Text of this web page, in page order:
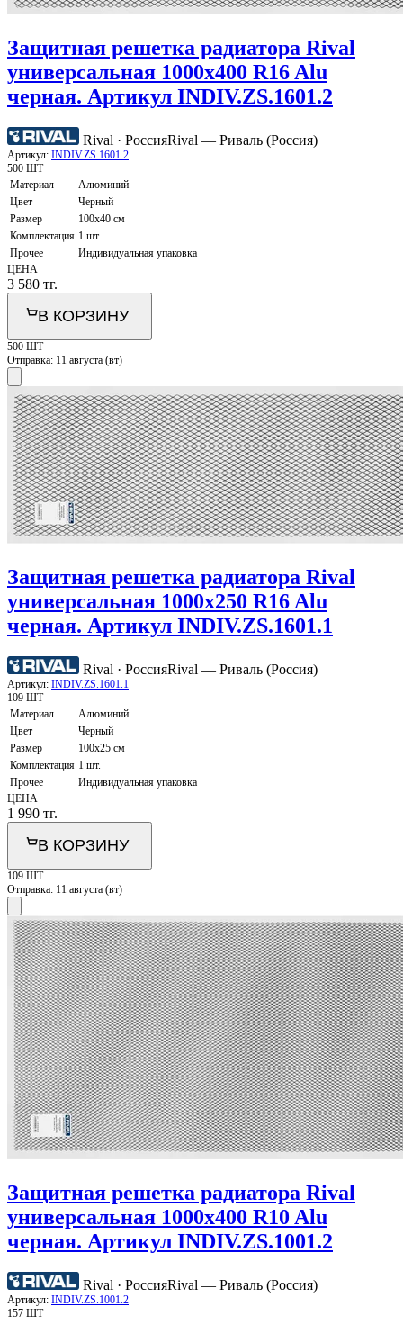
Защитная решетка радиатора Rival
универсальная 1000х400 R16 Alu
черная. Артикул INDIV.ZS.1601.2
Rival · РоссияRival — Риваль (Россия)
Артикул: INDIV.ZS.1601.2
500 ШТ
Материал
Алюминий
Цвет
Черный
Размер
100х40 см
Комплектация 1 шт.
Прочее
Индивидуальная упаковка
ЦЕНА
3 580 тг.
В КОРЗИНУ
500 ШТ
Отправка: 11 августа (вт)
Защитная решетка радиатора Rival
универсальная 1000х250 R16 Alu
черная. Артикул INDIV.ZS.1601.1
Rival · РоссияRival — Риваль (Россия)
Артикул: INDIV.ZS.1601.1
109 ШТ
Материал
Алюминий
Цвет
Черный
Размер
100х25 см
Комплектация 1 шт.
Прочее
Индивидуальная упаковка
ЦЕНА
1 990 тг.
В КОРЗИНУ
109 ШТ
Отправка: 11 августа (вт)
Защитная решетка радиатора Rival
универсальная 1000х400 R10 Alu
черная. Артикул INDIV.ZS.1001.2
Rival · РоссияRival — Риваль (Россия)
Артикул: INDIV.ZS.1001.2
157 ШТ